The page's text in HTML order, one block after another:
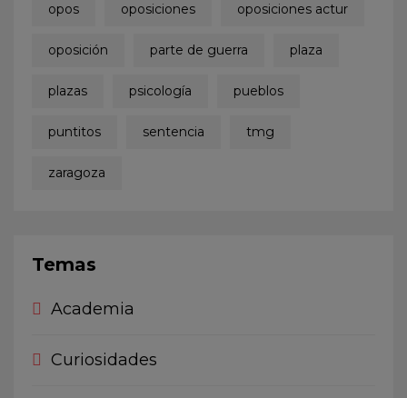
opos oposiciones oposiciones actur
oposición parte de guerra plaza
plazas psicología pueblos
puntitos sentencia tmg
zaragoza
Temas
Academia
Curiosidades